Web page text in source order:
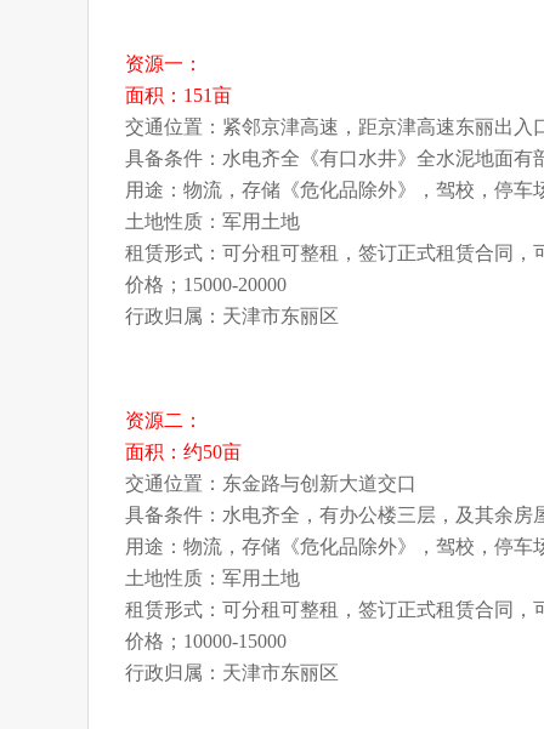
资源一：
面积：151亩
交通位置：紧邻京津高速，距京津高速东丽出入
具备条件：水电齐全《有口水井》全水泥地面有
用途：物流，存储《危化品除外》，驾校，停
土地性质：军用土地
租赁形式：可分租可整租，签订正式租赁合同，
价格；15000-20000
行政归属：天津市东丽区
资源二：
面积：约50亩
交通位置：东金路与创新大道交口
具备条件：水电齐全，有办公楼三层，及其余房
用途：物流，存储《危化品除外》，驾校，停
土地性质：军用土地
租赁形式：可分租可整租，签订正式租赁合同，
价格；10000-15000
行政归属：天津市东丽区